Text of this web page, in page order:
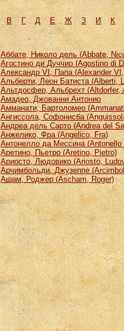
В Г Д Е Ж З И К
Аббате, Николо дель (Abbate,
Агостино ди Дуччио (Agostino di
Александр VI, Папа (Alexander
Альберти, Леон Батиста (Alberti,
Альтдосфер, Альбрехт (Altdorfer,
Амадео, Джованни Антонио
Амманати, Бартоломео
Ангиссола, Софонисба
Андреа дель Сарто (Andrea del
Анжелико, Фра (Angelico, Fra)
Антонелло да Мессина (Antonello
Аретино, Пьетро (Aretino, Pietro)
Ариосто, Людовико (Ariosto,
Арчимбольди, Джузеппе
Ашам, Роджер (Ascham, Roger)